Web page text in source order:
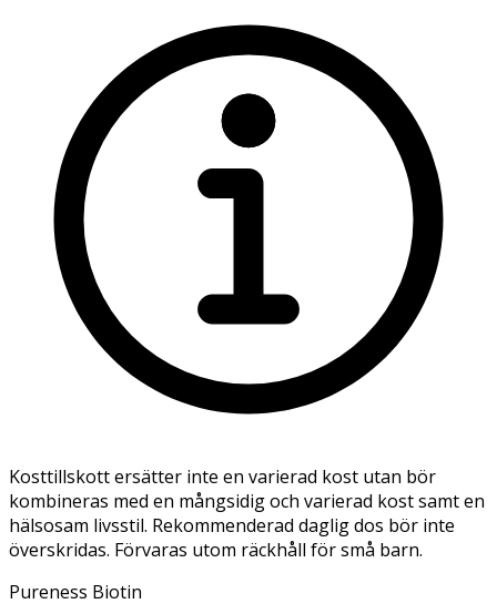
Kosttillskott ersätter inte en varierad kost utan bör
kombineras med en mångsidig och varierad kost samt en
hälsosam livsstil. Rekommenderad daglig dos bör inte
överskridas. Förvaras utom räckhåll för små barn.
Pureness Biotin